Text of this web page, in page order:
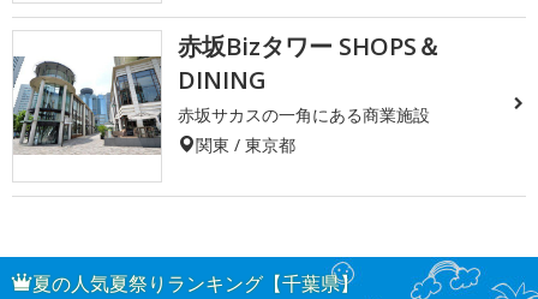
赤坂Bizタワー SHOPS＆
DINING
赤坂サカスの一角にある商業施設
関東 / 東京都
夏の人気夏祭りランキング【千葉県】